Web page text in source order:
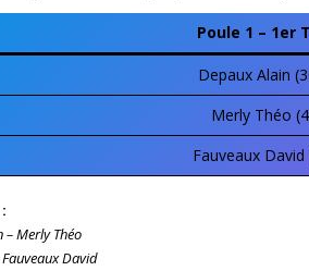
Poule 1 – 1er
Depaux Alain
Merly Théo
Fauveaux David
– Merly Théo
David